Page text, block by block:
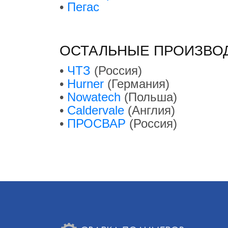
• Пегас
ОСТАЛЬНЫЕ
• ЧТЗ (Россия)
• Hurner (Германия)
• Nowatech (Польша)
• Caldervale (Англия)
• ПРОСВАР (Россия)